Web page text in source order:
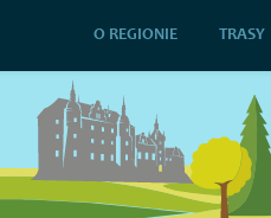
O REGIONIE TRASY